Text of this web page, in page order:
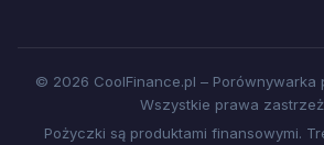
© 2026 CoolFinance.pl – Porównywarka
Wszystkie prawa
Pożyczki są produktami finansowymi.